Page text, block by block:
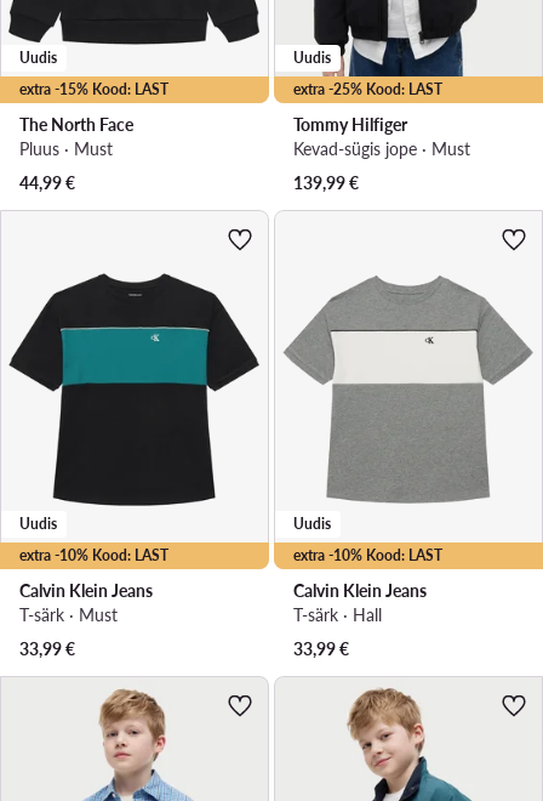
extra -15% Kood: LAST
Uudis
The North Face
Pluus · Must
44,99€
extra -25% Kood: LAST
Uudis
Tommy Hilfiger
Kevad-sügis jope · Must
139,99€
extra -10% Kood: LAST
Uudis
Calvin Klein Jeans
T-särk · Must
33,99€
extra -10% Kood: LAST
Uudis
Calvin Klein Jeans
T-särk · Hall
33,99€